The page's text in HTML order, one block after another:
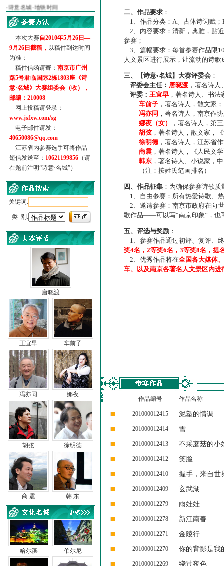
地铁完美呈现【诗意·名城...
·参赛作品多达5000多首
“诗意·名城”晒诗会
特别通知--致广大诗词爱好...
本次大赛自2010年5月26日—
9月26日截稿， 以稿件到达时间
为准：
稿件信函请寄： 南京市广州
路5号君临国际2栋1803座《诗
意·名城》大赛组委会（收），
邮编：210008
网上投稿请登录：
www.jsfxw.com/sg
电子邮件请发：
40650086@qq.com
江苏省内参赛选手可将作品
短信发送至： 10621199856 （请
在题前注明“诗意·名城”）
关键词:
类 别:
唐晓渡
王宜早 车前子
冯亦同 娜夜
胡弦 徐明德
商 震 韩 东
哈尔滨 伯尔尼
二、作品要求 ：
1、作品分类：A、古体诗词赋；
2、内容要求：清新，典雅，贴
参赛；
3、篇幅要求：每首参赛作品限
人文景区进行展示，让流动的诗
三、【诗意•名城】大赛评委会 ：
评委会主任： 唐晓渡 ，著名诗
评委： 王宜早 ，著名诗人、书
车前子 ，著名诗人，散文家；
冯亦同 ，著名诗人，南京作
娜夜（女）
，著名诗人，第
胡弦，著名诗人，散文家，
徐明德，著名诗人，江苏省
商震 ，著名诗人，《人民文
韩东 ，著名诗人、小说家，
（注：按姓氏笔画排名）
四、作品征集 ：为确保参赛诗歌
1、自由参赛：所有热爱诗歌、
2、邀请参赛：南京市政府在向
歌作品——可以写“南京印象”，也
五、评选与奖励 ：
1、参赛作品通过初评、复评、
奖4名，2等奖6名，3等奖8名，提
2、优秀作品将在全国各大媒体
车、以及南京各著名人文景区内进
作品编号 作品名称
201000012415 泥塑的情调
201000012414 雪
201000012413 不采蘑菇的小
201000012412 笑脸
201000012410 握手，来自世
201000012409 玄武湖
201000012279 雨娃娃
201000012278 新江南春
201000012271 金陵行
201000012270 你的背影是我
201000012269 绕过夜色